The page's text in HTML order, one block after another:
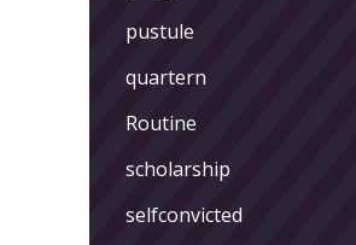
pustule
quartern
Routine
scholarship
selfconvicted